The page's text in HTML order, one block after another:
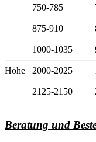
750-785
875-910
1000-1035
Höhe 2000-2025
2125-2150
Beratung und